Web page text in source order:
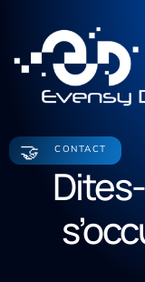
🤝 CONTACT